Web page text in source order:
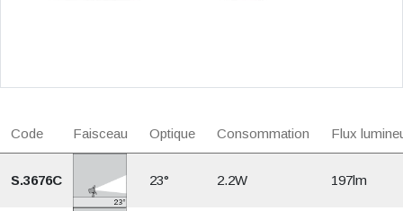
Code Faisceau Optique Consommation Flux
S.3676C 23° 2.2W 197lm